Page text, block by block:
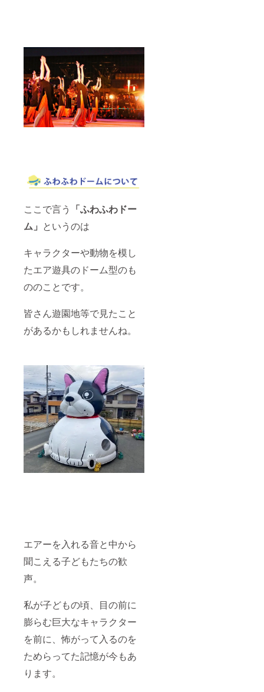
ここで言う 「ふわふわドー
ム」 というのは
キャラクターや動物を模し
たエア遊具のドーム型のも
ののことです。
皆さん遊園地等で見たこと
があるかもしれませんね。
エアーを入れる音と中から
聞こえる子どもたちの歓
声。
私が子どもの頃、目の前に
膨らむ巨大なキャラクター
を前に、怖がって入るのを
ためらってた記憶が今もあ
ります。